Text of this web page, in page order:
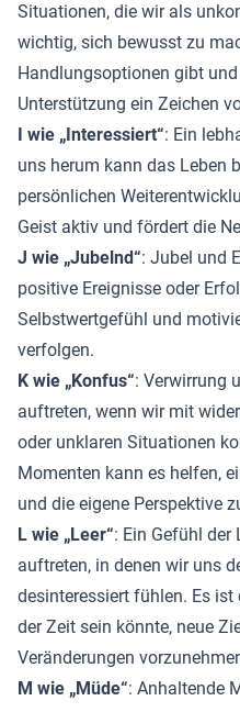
Situationen, die wir als
wichtig, sich bewusst zu
Handlungsoptionen gibt
Unterstützung ein Zeichen
I wie „Interessiert“: Ein
uns herum kann das Leben
persönlichen
Geist aktiv und fördert die
J wie „Jubelnd“: Jubel und
positive Ereignisse oder
Selbstwertgefühl und
verfolgen.
K wie „Konfus“: Verwirrung
auftreten, wenn wir mit
oder unklaren Situationen
Momenten kann es helfen,
und die eigene Perspektive
L wie „Leer“: Ein Gefühl der
auftreten, in denen wir uns
desinteressiert fühlen. Es
der Zeit sein könnte, neue
Veränderungen
M wie „Müde“: Anhaltende